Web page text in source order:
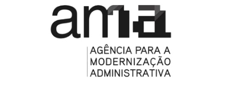
AMA – AGÊNCIA PARA A MODERNIZAÇÃO
ADMINISTRATIVA, I.P.
PORTUGAL